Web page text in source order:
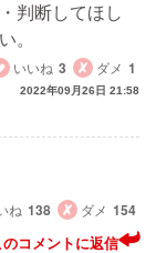
判断してほし
。
いいね 3 ダメ 1
2022年09月26日 21:58
ね 138 ダメ 154
のコメントに返信